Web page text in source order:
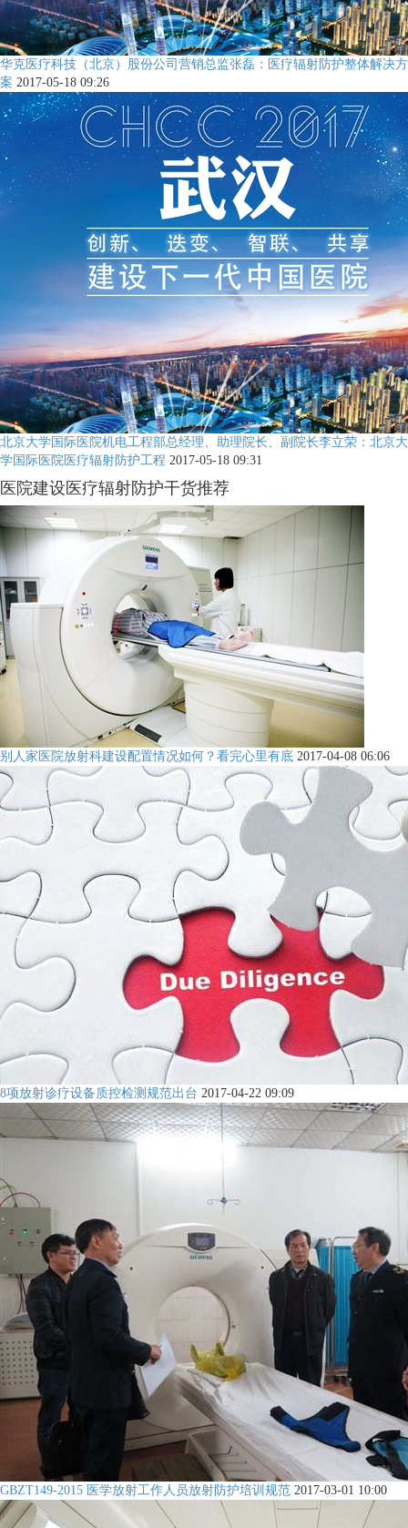
华克医疗科技（北京）股份公司营销总监张磊：医疗辐射防护整体解决方
案 2017-05-18 09:26
北京大学国际医院机电工程部总经理、助理院长、副院长李立荣：北京大
学国际医院医疗辐射防护工程 2017-05-18 09:31
医院建设医疗辐射防护干货推荐
别人家医院放射科建设配置情况如何？看完心里有底 2017-04-08 06:06
8项放射诊疗设备质控检测规范出台 2017-04-22 09:09
GBZT149-2015 医学放射工作人员放射防护培训规范 2017-03-01 10:00